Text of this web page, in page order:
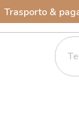
Trasporto &